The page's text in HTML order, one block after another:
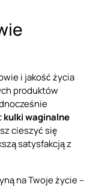
i jakość życia
produktów
kulki waginalne
cieszyć się
satysfakcją z
na Twoje życie –